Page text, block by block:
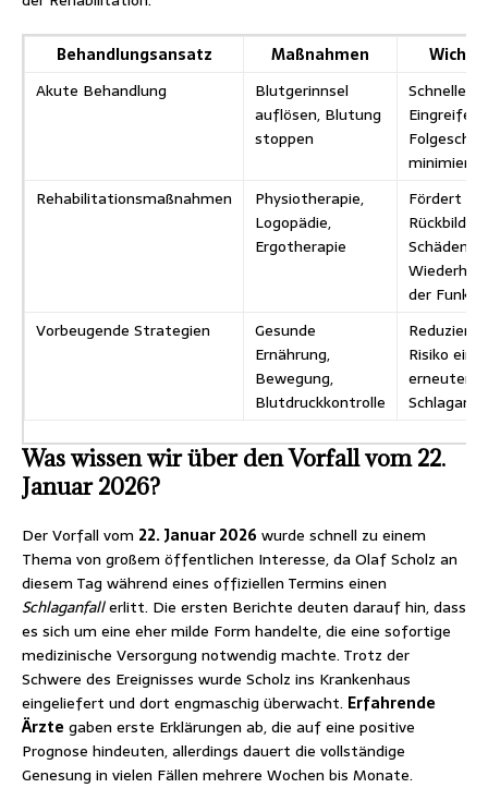
Behandlungsansatz Maßnahmen
Akute Behandlung
Blutgerinnsel
auflösen, Blutung
stoppen
Schnelles
Eingreifen
minimieren
Rehabilitationsmaßnahmen
Physiotherapie,
Logopädie,
Ergotherapie
Fördert die
Schäden
der
Vorbeugende Strategien
Gesunde
Ernährung,
Bewegung,
Blutdruckkontrolle
Reduziert
Risiko
erneuten
Was wissen wir über den Vorfall vom 22.
Januar 2026?
Der Vorfall vom 22. Januar 2026 wurde schnell zu einem
Thema von großem öffentlichen Interesse, da Olaf Scholz an
diesem Tag während eines offiziellen Termins einen
Schlaganfallerlitt. Die ersten Berichte deuten darauf hin, dass
es sich um eine eher milde Form handelte, die eine sofortige
medizinische Versorgung notwendig machte. Trotz der
Schwere des Ereignisses wurde Scholz ins Krankenhaus
eingeliefert und dort engmaschig überwacht. Erfahrende
Ärzte gaben erste Erklärungen ab, die auf eine positive
Prognose hindeuten, allerdings dauert die vollständige
Genesung in vielen Fällen mehrere Wochen bis Monate.